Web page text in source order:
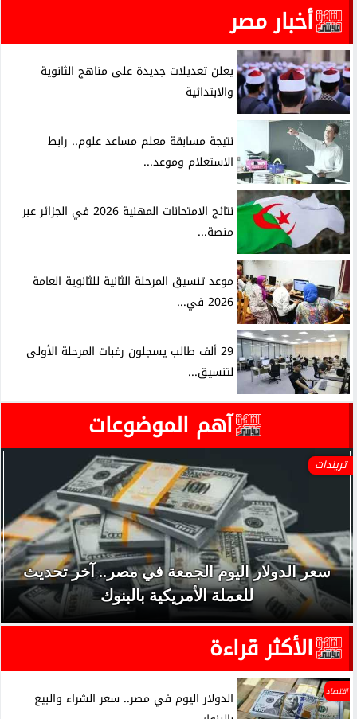
أخبار مصر
يعلن تعديلات جديدة على مناهج الثانوية
والابتدائية
نتيجة مسابقة معلم مساعد علوم.. رابط
الاستعلام وموعد...
نتائج الامتحانات المهنية 2026 في الجزائر عبر
منصة...
موعد تنسيق المرحلة الثانية للثانوية العامة
2026 في...
29 ألف طالب يسجلون رغبات المرحلة الأولى
لتنسيق...
آهم الموضوعات
تريندات
سعر الدولار اليوم الجمعة في مصر.. آخر تحديث
للعملة الأمريكية بالبنوك
الأكثر قراءة
اقتصاد
الدولار اليوم في مصر.. سعر الشراء والبيع